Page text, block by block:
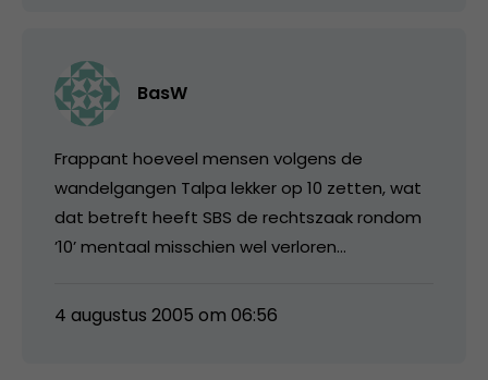
BasW
Frappant hoeveel mensen volgens de
wandelgangen Talpa lekker op 10 zetten, wat
dat betreft heeft SBS de rechtszaak rondom
’10’ mentaal misschien wel verloren…
4 augustus 2005 om 06:56